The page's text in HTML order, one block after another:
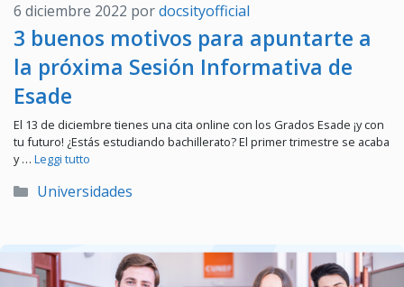
3 buenos motivos para apuntarte a
la próxima Sesión Informativa de
Esade
6 diciembre 2022 pordocsityofficial
El 13 de diciembre tienes una cita online con los Grados Esade ¡y con
tu futuro! ¿Estás estudiando bachillerato? El primer trimestre se acaba
y … Leggi tutto
Categorías
Universidades